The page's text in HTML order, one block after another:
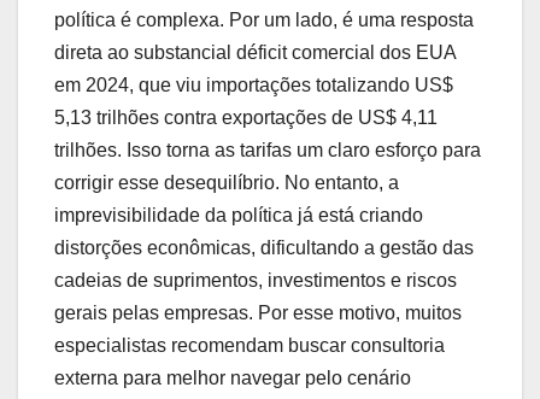
política é complexa. Por um lado, é uma resposta
direta ao substancial déficit comercial dos EUA
em 2024, que viu importações totalizando US$
5,13 trilhões contra exportações de US$ 4,11
trilhões. Isso torna as tarifas um claro esforço para
corrigir esse desequilíbrio. No entanto, a
imprevisibilidade da política já está criando
distorções econômicas, dificultando a gestão das
cadeias de suprimentos, investimentos e riscos
gerais pelas empresas. Por esse motivo, muitos
especialistas recomendam buscar consultoria
externa para melhor navegar pelo cenário